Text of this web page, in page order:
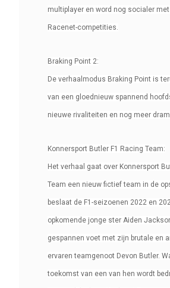
multiplayer en word nog socialer
Racenet-competities.
Braking Point 2:
De verhaalmodus Braking Point is
van een gloednieuw spannend
nieuwe rivaliteiten en nog meer
Konnersport Butler F1 Racing Team:
Het verhaal gaat over Konnersport
Team een nieuw fictief team in de
beslaat de F1-seizoenen 2022 en
opkomende jonge ster Aiden
gespannen voet met zijn brutale en
ervaren teamgenoot Devon Butler.
toekomst van een van hen wordt